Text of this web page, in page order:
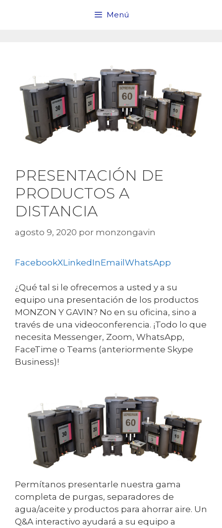
Menú
PRESENTACIÓN DE
PRODUCTOS A
DISTANCIA
agosto 9, 2020 por monzongavin
FacebookXLinkedInEmailWhatsApp
¿Qué tal si le ofrecemos a usted y a su
equipo una presentación de los productos
MONZON Y GAVIN? No en su oficina, sino a
través de una videoconferencia. ¡Todo lo que
necesita Messenger, Zoom, WhatsApp,
FaceTime o Teams (anteriormente Skype
Business)!
Permítanos presentarle nuestra gama
completa de purgas, separadores de
agua/aceite y productos para ahorrar aire. Un
Q&A interactivo ayudará a su equipo a